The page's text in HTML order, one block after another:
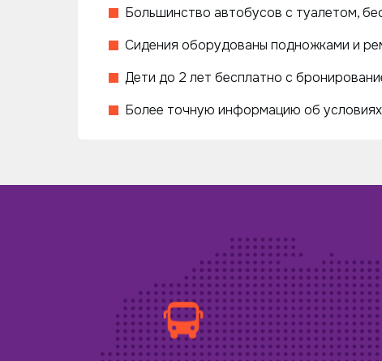
Большинство автобусов с туалетом,
Сидения оборудованы подножками и
Дети до 2 лет бесплатно с
Более точную информацию об